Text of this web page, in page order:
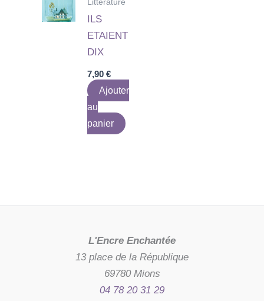
ILS
ETAIENT
DIX
7,90€
Ajouter
au
panier
L'Encre Enchantée
13 place de la République
69780 Mions
04 78 20 31 29